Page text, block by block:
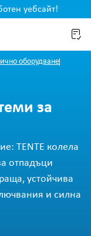
уебсайт!
оборудване
за
TENTE колела
отпадъци
устойчива
и силна